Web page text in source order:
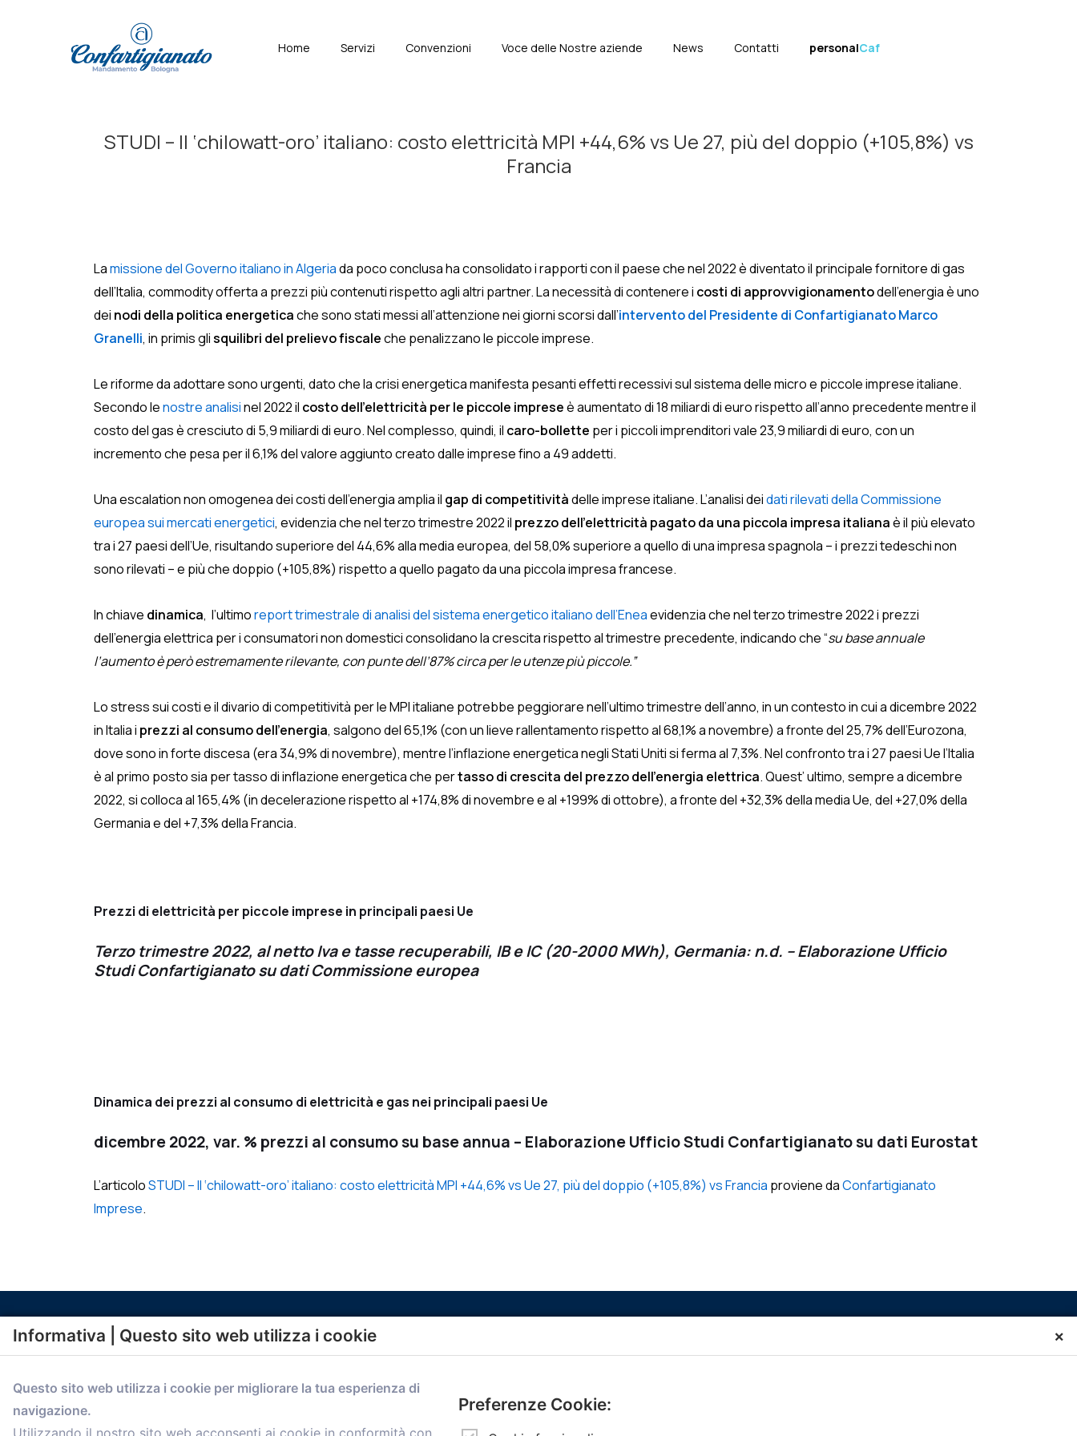
Menù
Home Servizi Convenzioni Voce delle Nostre aziende News Contatti personalCaf
STUDI – Il ‘chilowatt-oro’ italiano: costo elettricità MPI +44,6% vs Ue 27, più del doppio (+105,8%) vs
Francia
Lamissione del Governo italiano in Algeriada poco conclusa ha consolidato i rapporti con il paese che nel 2022 è diventato il principale fornitore di gas
dell’Italia, commodity offerta a prezzi più contenuti rispetto agli altri partner. La necessità di contenere i costi di approvvigionamentodell’energia è uno
dei nodi della politica energeticache sono stati messi all’attenzione nei giorni scorsi dall’intervento del Presidente di Confartigianato Marco
Granelli, in primis glisquilibri del prelievo fiscaleche penalizzano le piccole imprese.
Le riforme da adottare sono urgenti, dato che la crisi energetica manifesta pesanti effetti recessivi sul sistema delle micro e piccole imprese italiane.
Secondo lenostre analisinel 2022 il costo dell’elettricità per le piccole impreseè aumentato di 18 miliardi di euro rispetto all’anno precedente mentre il
costo del gas è cresciuto di 5,9 miliardi di euro. Nel complesso, quindi, il caro-bollette per i piccoli imprenditori vale 23,9 miliardi di euro, con un
incremento che pesa per il 6,1% del valore aggiunto creato dalle imprese fino a 49 addetti.
Una escalation non omogenea dei costi dell’energia amplia il gap di competitivitàdelle imprese italiane. L’analisi deidati rilevati della Commissione
europea sui mercati energetici, evidenzia che nel terzo trimestre 2022 il prezzo dell’elettricità pagato da una piccola impresa italianaè il più elevato
tra i 27 paesi dell’Ue, risultando superiore del 44,6% alla media europea, del 58,0% superiore a quello di una impresa spagnola – i prezzi tedeschi non
sono rilevati – e più che doppio (+105,8%) rispetto a quello pagato da una piccola impresa francese.
In chiave dinamica, l’ultimoreport trimestrale di analisi del sistema energetico italiano dell’Eneaevidenzia che nel terzo trimestre 2022 i prezzi
dell’energia elettrica per i consumatori non domestici consolidano la crescita rispetto al trimestre precedente, indicando che “su base annuale
l’aumento è però estremamente rilevante, con punte dell’87% circa per le utenze più piccole.”
Lo stress sui costi e il divario di competitività per le MPI italiane potrebbe peggiorare nell’ultimo trimestre dell’anno, in un contesto in cui a dicembre 2022
in Italia i prezzi al consumo dell’energia, salgono del 65,1% (con un lieve rallentamento rispetto al 68,1% a novembre) a fronte del 25,7% dell’Eurozona,
dove sono in forte discesa (era 34,9% di novembre), mentre l’inflazione energetica negli Stati Uniti si ferma al 7,3%. Nel confronto tra i 27 paesi Ue l’Italia
è al primo posto sia per tasso di inflazione energetica che pertasso di crescita del prezzo dell’energia elettrica. Quest’ ultimo, sempre a dicembre
2022, si colloca al 165,4% (in decelerazione rispetto al +174,8% di novembre e al +199% di ottobre), a fronte del +32,3% della media Ue, del +27,0% della
Germania e del +7,3% della Francia.
Prezzi di elettricità per piccole imprese in principali paesi Ue
Terzo trimestre 2022, al netto Iva e tasse recuperabili, IB e IC (20-2000 MWh), Germania: n.d. – Elaborazione Ufficio
Studi Confartigianato su dati Commissione europea
Dinamica dei prezzi al consumo di elettricità e gas nei principali paesi Ue
dicembre 2022, var. % prezzi al consumo su base annua – Elaborazione Ufficio Studi Confartigianato su dati Eurostat
L’articoloSTUDI – Il ‘chilowatt-oro’ italiano: costo elettricità MPI +44,6% vs Ue 27, più del doppio (+105,8%) vs Francia proviene daConfartigianato
Imprese.
comunicazione@confartigianato.bo.it
Menù
Home
Servizi
Informativa | Questo sito web utilizza i cookie ×
Questo sito web utilizza i cookie per migliorare la tua esperienza di
navigazione.
Utilizzando il nostro sito web acconsenti ai cookie in conformità con
Preferenze Cookie: